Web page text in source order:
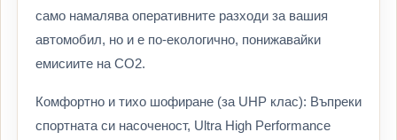
само намалява оперативните разходи за вашия
автомобил, но и е по-екологично, понижавайки
емисиите на CO2.
Комфортно и тихо шофиране (за UHP клас): Въпреки
спортната си насоченост, Ultra High Performance